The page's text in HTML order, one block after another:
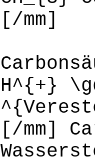
[/mm]
H^{+}
[/mm]